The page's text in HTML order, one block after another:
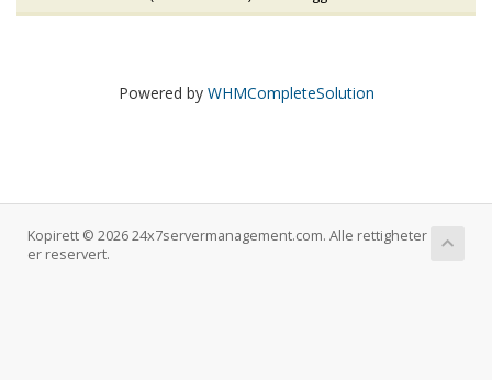
Powered by WHMCompleteSolution
Kopirett © 2026 24x7servermanagement.com. Alle rettigheter
er reservert.